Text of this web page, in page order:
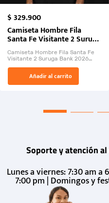
$329.900
Camiseta Hombre Fila
Santa Fe Visitante 2 Suruga
Bank 2026
Camiseta Hombre Fila Santa Fe
Visitante 2 Suruga Bank 2026
El Rugido del Sol Naciente:
“Primeros para la Et...
Añadir al carrito
Soporte y atención
Lunes a viernes: 7:30 am a
7:00 pm | Domingos y